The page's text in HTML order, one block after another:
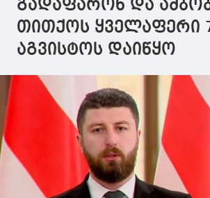
გადაფარონ და
თითქოს ყველაფერი
აგვისტოს დაიწყო